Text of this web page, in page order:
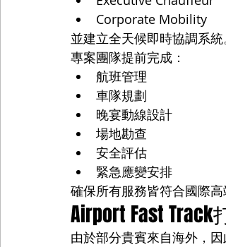
Corporate Mobility
並建立全天候即時協調系統
專案團隊提前完成：
航班管理
車隊規劃
晚宴動線設計
場地勘查
安全評估
緊急應變安排
確保所有服務皆符合國際高
Airport Fast
由於部分貴賓來自海外，